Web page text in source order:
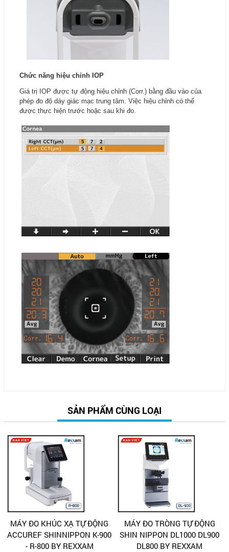
Chức năng hiệu chỉnh IOP
Giá trị IOP được tự động hiệu chỉnh (Corr.) bằng đầu vào của
phép đo độ dày giác mạc trung tâm. Việc hiệu chỉnh có thể
được thực hiện trước hoặc sau khi đo.
SẢN PHẨM CÙNG LOẠI
MÁY ĐO KHÚC XẠ TỰ ĐỘNG
ACCUREF SHINNIPPON K-900
- R-800 BY REXXAM
MÁY ĐO TRÒNG TỰ ĐỘNG
SHIN NIPPON DL1000 DL900
DL800 BY REXXAM